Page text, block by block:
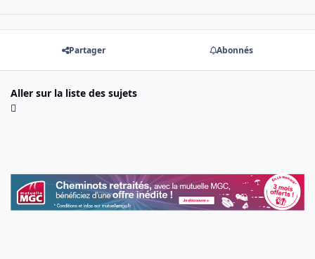
Partager Abonnés
Aller sur la liste des sujets